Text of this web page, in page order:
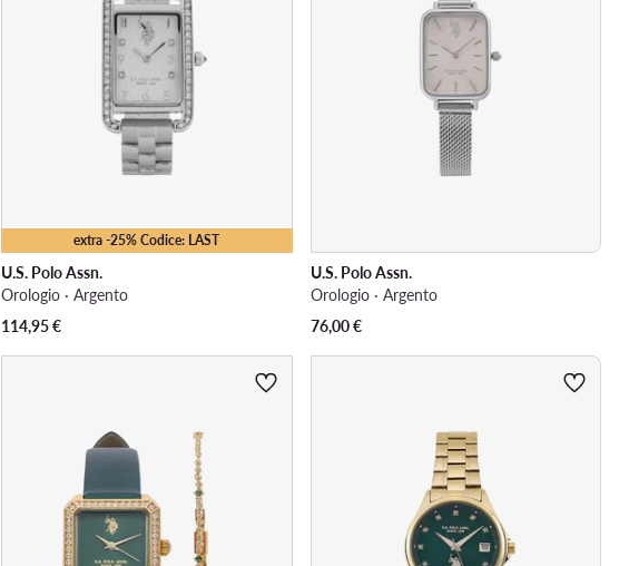
extra -25% Codice: LAST
U.S. Polo Assn.
Orologio · Argento
114,95€
U.S. Polo Assn.
Orologio · Argento
76,00€